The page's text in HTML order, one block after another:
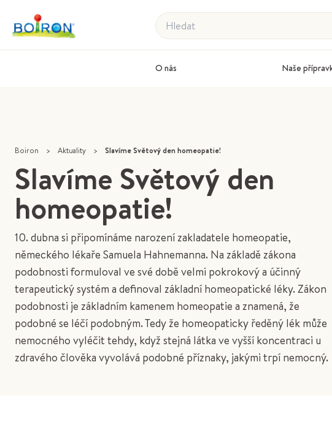
Hledat
O nás Naše
Boiron > Aktuality > Slavíme Světový den homeopatie!
Slavíme Světový den
homeopatie!
10. dubna si připomínáme narození zakladatele homeopatie,
německého lékaře Samuela Hahnemanna. Na základě zákona
podobnosti formuloval ve své době velmi pokrokový a účinný
terapeutický systém a definoval základní homeopatické léky. Zákon
podobnosti je základním kamenem homeopatie a znamená, že
podobné se léčí podobným. Tedy že homeopaticky ředěný lék může
nemocného vyléčit tehdy, když stejná látka ve vyšší koncentraci u
zdravého člověka vyvolává podobné příznaky, jakými trpí nemocný.